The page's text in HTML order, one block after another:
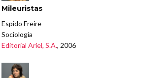
Mileuristas
Espido Freire
Sociología
Editorial Ariel, S.A., 2006